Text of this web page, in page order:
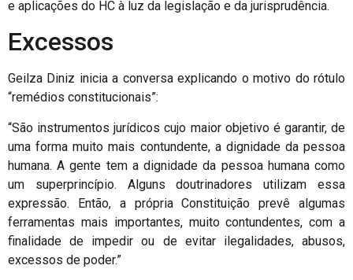
e aplicações do HC à luz da legislação e da jurisprudência.
Excessos
Geilza Diniz inicia a conversa explicando o motivo do rótulo
“remédios constitucionais”:
“São instrumentos jurídicos cujo maior objetivo é garantir, de
uma forma muito mais contundente, a dignidade da pessoa
humana. A gente tem a dignidade da pessoa humana como
um superprincípio. Alguns doutrinadores utilizam essa
expressão. Então, a própria Constituição prevê algumas
ferramentas mais importantes, muito contundentes, com a
finalidade de impedir ou de evitar ilegalidades, abusos,
excessos de poder.”